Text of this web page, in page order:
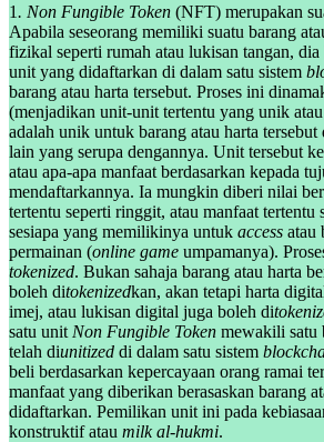
1. Non Fungible Token (NFT) merupakan
Apabila seseorang memiliki suatu barang
fizikal seperti rumah atau lukisan tangan, dia
unit yang didaftarkan di dalam satu sistem
barang atau harta tersebut. Proses ini
(menjadikan unit-unit tertentu yang unik
adalah unik untuk barang atau harta
lain yang serupa dengannya. Unit tersebut
atau apa-apa manfaat berdasarkan kepada
mendaftarkannya. Ia mungkin diberi nilai
tertentu seperti ringgit, atau manfaat tertentu
sesiapa yang memilikinya untuk access atau
permainan (online game umpamanya).
tokenized. Bukan sahaja barang atau harta
boleh ditokenizedkan, akan tetapi harta
imej, atau lukisan digital juga boleh di
satu unit Non Fungible Token mewakili satu
telah diunitized di dalam satu sistem
beli berdasarkan kepercayaan orang ramai
manfaat yang diberikan berasaskan barang
didaftarkan. Pemilikan unit ini pada
konstruktif atau milk al-hukmi.